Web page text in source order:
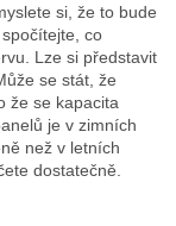
si, že to bude
co
Lze si představit
se stát, že
že se kapacita
je v zimních
než v letních
dostatečně.